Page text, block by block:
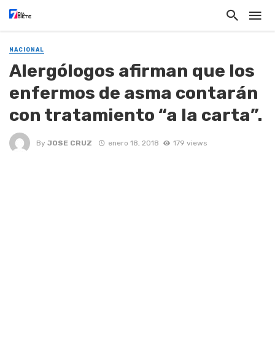
NACIONAL
Alergólogos afirman que los
enfermos de asma contarán
con tratamiento “a la carta”.
By JOSE CRUZ enero 18, 2018 179 views